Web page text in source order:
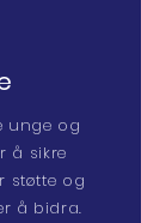
unge og
å sikre
støtte og
å bidra.